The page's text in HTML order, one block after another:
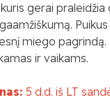
gerai praleidžia
miego pagrindą.
ir vaikams.
5 d.d. iš LT